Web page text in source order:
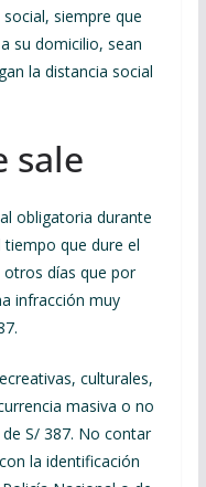
siempre que
su domicilio, sean
la distancia social
sale
obligatoria durante
que dure el
otros días que por
infracción muy
culturales,
masiva o no
S/ 387. No contar
la identificación